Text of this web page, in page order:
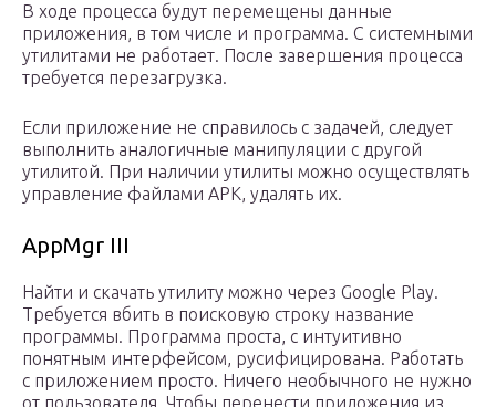
В ходе процесса будут перемещены данные
приложения, в том числе и программа. С системными
утилитами не работает. После завершения процесса
требуется перезагрузка.
Если приложение не справилось с задачей, следует
выполнить аналогичные манипуляции с другой
утилитой. При наличии утилиты можно осуществлять
управление файлами APK, удалять их.
AppMgr III
Найти и скачать утилиту можно через Google Play.
Требуется вбить в поисковую строку название
программы. Программа проста, с интуитивно
понятным интерфейсом, русифицирована. Работать
с приложением просто. Ничего необычного не нужно
от пользователя. Чтобы перенести приложения из